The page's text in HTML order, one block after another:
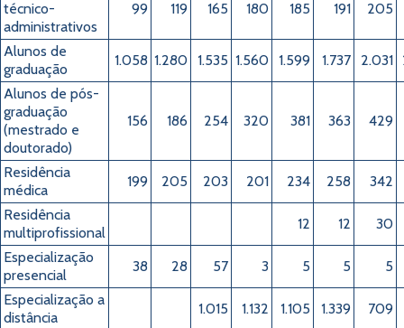
técnico-
administrativos
99 119 165 180 185 191 205
Alunos de
graduação
1.058 1.280 1.535 1.560 1.599 1.737 2.031
Alunos de pós-
graduação
(mestrado e
doutorado)
156 186 254 320 381 363 429
Residência
médica
199 205 203 201 234 258
342
Residência
multiprofissional
12 12
30
Especialização
presencial
38 28 57 3 5 5
5
Especialização a
distância
1.015 1.132 1.105 1.339
709